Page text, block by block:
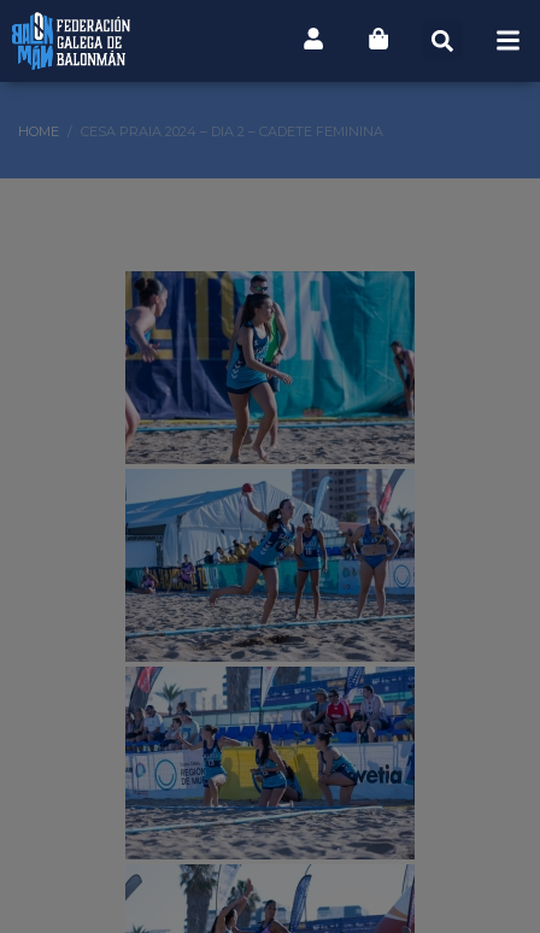
HOME CESA PRAIA 2024 – DIA 2 – CADETE FEMININA